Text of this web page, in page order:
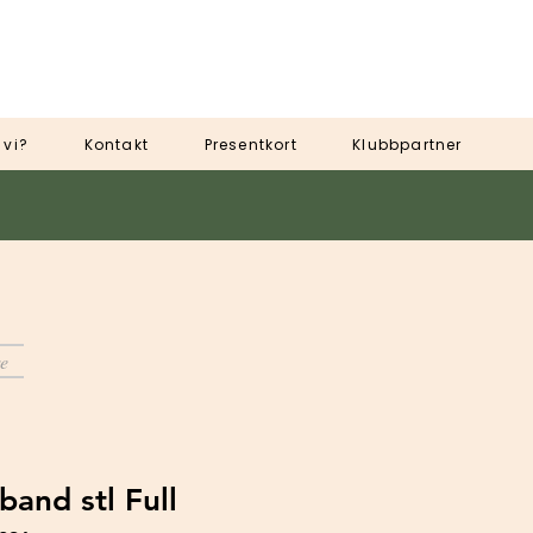
Kontakt Presentkort Klubbpartner
stl Full